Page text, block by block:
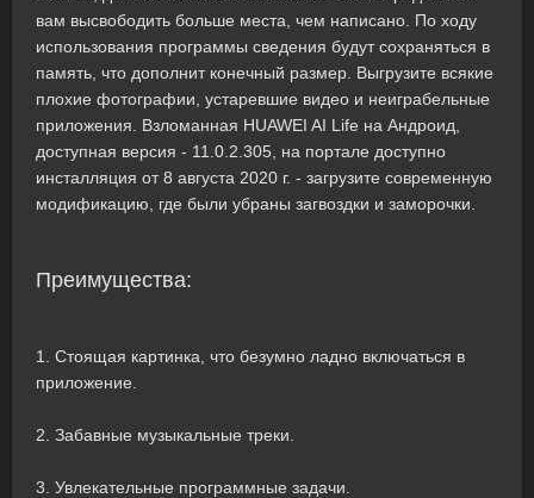
вам высвободить больше места, чем написано. По ходу
использования программы сведения будут сохраняться в
память, что дополнит конечный размер. Выгрузите всякие
плохие фотографии, устаревшие видео и неиграбельные
приложения. Взломанная HUAWEI AI Life на Андроид,
доступная версия - 11.0.2.305, на портале доступно
инсталляция от 8 августа 2020 г. - загрузите современную
модификацию, где были убраны загвоздки и заморочки.
Преимущества:
1. Стоящая картинка, что безумно ладно включаться в
приложение.
2. Забавные музыкальные треки.
3. Увлекательные программные задачи.